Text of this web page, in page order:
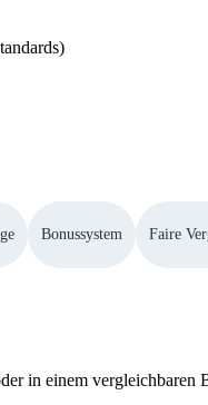
Bonussystem Faire
in einem vergleichbaren